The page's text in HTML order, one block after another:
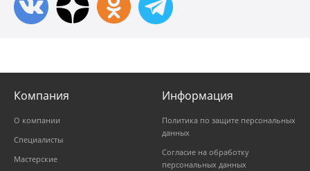
Компания
О компании
Специалисты
Мастерские
Информация
Политика по защите персональных
данных
Согласие на обработку
персональных данных